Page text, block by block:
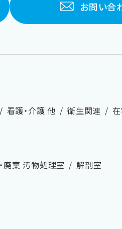
お問い合
看護・介護 他 衛生関連
廃棄 汚物処理室 解剖室